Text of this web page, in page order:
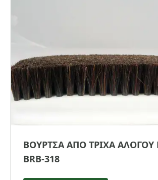
ΒΟΥΡΤΣΑ ΑΠΟ ΤΡΙΧΑ
BRB-318